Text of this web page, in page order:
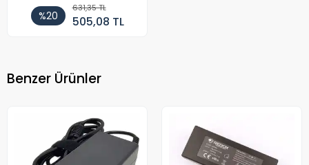
%20
631,35 TL
505,08 TL
Benzer Ürünler